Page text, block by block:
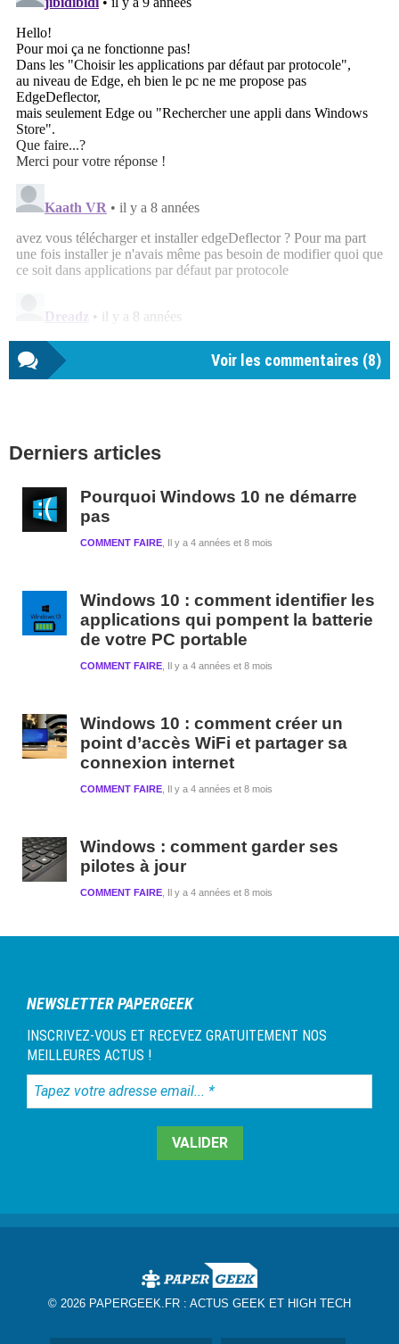
Voir les commentaires (8)
latérale
Derniers articles
Pourquoi Windows 10 ne démarre
pas
Il y a 4 années et 8 mois
COMMENT FAIRE
Windows 10 : comment identifier les
applications qui pompent la batterie
de votre PC portable
Il y a 4 années et 8 mois
COMMENT FAIRE
Windows 10 : comment créer un
point d’accès WiFi et partager sa
connexion internet
Il y a 4 années et 8 mois
COMMENT FAIRE
Windows : comment garder ses
pilotes à jour
Il y a 4 années et 8 mois
COMMENT FAIRE
NEWSLETTER PAPERGEEK
INSCRIVEZ-VOUS ET RECEVEZ GRATUITEMENT NOS
MEILLEURES ACTUS !
Tapez
votre
© 2026 PAPERGEEK.FR : ACTUS GEEK ET HIGH TECH